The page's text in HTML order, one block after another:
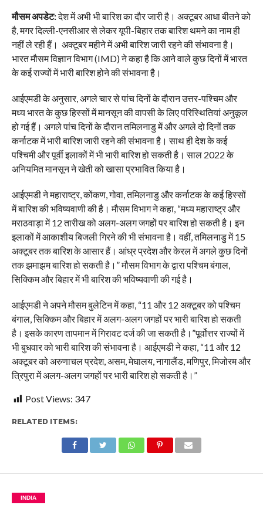
मौसम अपडेट:देश में अभी भी बारिश का दौर जारी है। अक्टूबर आधा बीतने को
है, मगर दिल्ली-एनसीआर से लेकर यूपी-बिहार तक बारिश थमने का नाम ही
नहीं ले रही हैं। अक्टूबर महीने में अभी बारिश जारी रहने की संभावना है।
भारत मौसम विज्ञान विभाग (IMD) ने कहा है कि आने वाले कुछ दिनों में भारत
के कई राज्यों में भारी बारिश होने की संभावना है।
आईएमडी के अनुसार, अगले चार से पांच दिनों के दौरान उत्तर-पश्चिम और
मध्य भारत के कुछ हिस्सों में मानसून की वापसी के लिए परिस्थितियां अनुकूल
हो गई हैं। अगले पांच दिनों के दौरान तमिलनाडु में और अगले दो दिनों तक
कर्नाटक में भारी बारिश जारी रहने की संभावना है। साथ ही देश के कई
पश्चिमी और पूर्वी इलाकों में भी भारी बारिश हो सकती है। साल 2022 के
अनियमित मानसून ने खेती को खासा प्रभावित किया है।
आईएमडी ने महाराष्ट्र, कोंकण, गोवा, तमिलनाडु और कर्नाटक के कई हिस्सों
में बारिश की भविष्यवाणी की है। मौसम विभाग ने कहा, “मध्य महाराष्ट्र और
मराठवाड़ा में 12 तारीख को अलग-अलग जगहों पर बारिश हो सकती है। इन
इलाकों में आकाशीय बिजली गिरने की भी संभावना है। वहीं, तमिलनाडु में 15
अक्टूबर तक बारिश के आसार हैं। आंध्र प्रदेश और केरल में अगले कुछ दिनों
तक झमाझम बारिश हो सकती है।” मौसम विभाग के द्वारा पश्चिम बंगाल,
सिक्किम और बिहार में भी बारिश की भविष्यवाणी की गई है।
आईएमडी ने अपने मौसम बुलेटिन में कहा, “11 और 12 अक्टूबर को पश्चिम
बंगाल, सिक्किम और बिहार में अलग-अलग जगहों पर भारी बारिश हो सकती
है। इसके कारण तापमान में गिरावट दर्ज की जा सकती है।”पूर्वोत्तर राज्यों में
भी बुधवार को भारी बारिश की संभावना है। आईएमडी ने कहा, “11 और 12
अक्टूबर को अरुणाचल प्रदेश, असम, मेघालय, नागालैंड, मणिपुर, मिजोरम और
त्रिपुरा में अलग-अलग जगहों पर भारी बारिश हो सकती है।”
Post Views: 347
RELATED ITEMS:
INDIA